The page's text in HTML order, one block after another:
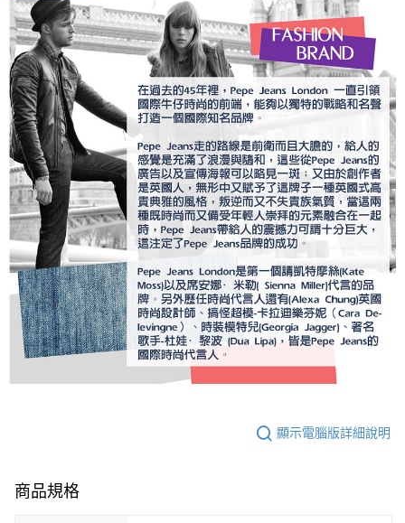
顯示電腦版詳細說明
商品規格